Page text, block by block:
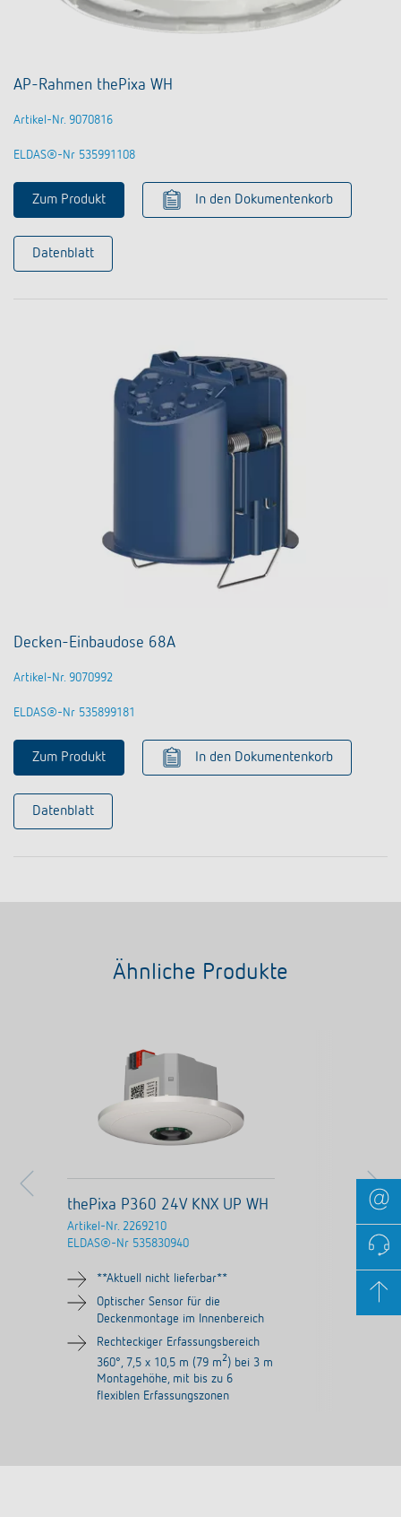
AP-Rahmen thePixa WH
Artikel-Nr. 9070816
ELDAS®-Nr 535991108
Zum Produkt In den Dokumentenkorb
Datenblatt
Decken-Einbaudose 68A
Artikel-Nr. 9070992
ELDAS®-Nr 535899181
Zum Produkt In den Dokumentenkorb
Datenblatt
Ähnliche Produkte
thePixa P360 24V KNX UP WH
Artikel-Nr. 2269210
ELDAS®-Nr 535830940
**Aktuell nicht lieferbar**
Optischer Sensor für die
Deckenmontage im Innenbereich
Rechteckiger Erfassungsbereich
360°, 7,5 x 10,5 m (79 m2) bei 3 m
Montagehöhe, mit bis zu 6
flexiblen Erfassungszonen